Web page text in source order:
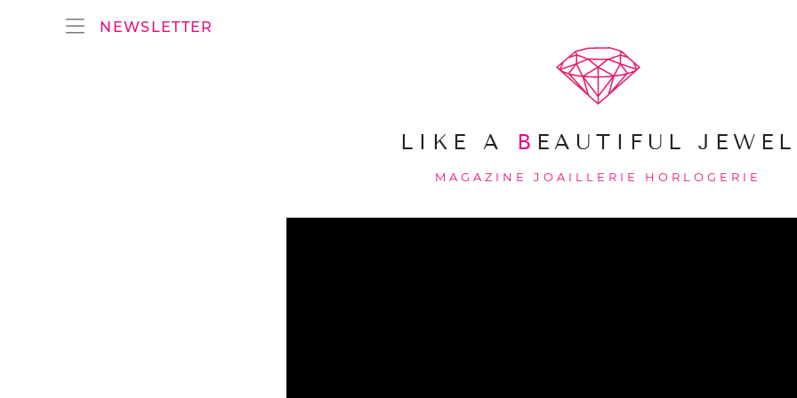
NEWSLETTER
LIKE A B EAUTIFUL JEWEL
MAGAZINE JOAILLERIE HORLOGERIE